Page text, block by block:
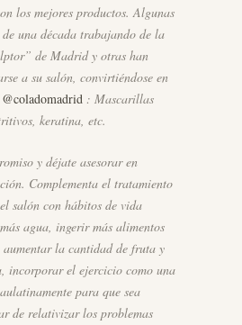
los mejores productos. Algunas
una década trabajando de la
de Madrid y otras han
a su salón, convirtiéndose en
@coladomadrid : Mascarillas
keratina, etc.
y déjate asesorar en
Complementa el tratamiento
salón con hábitos de vida
agua, ingerir más alimentos
aumentar la cantidad de fruta y
incorporar el ejercicio como una
para que sea
de relativizar los problemas